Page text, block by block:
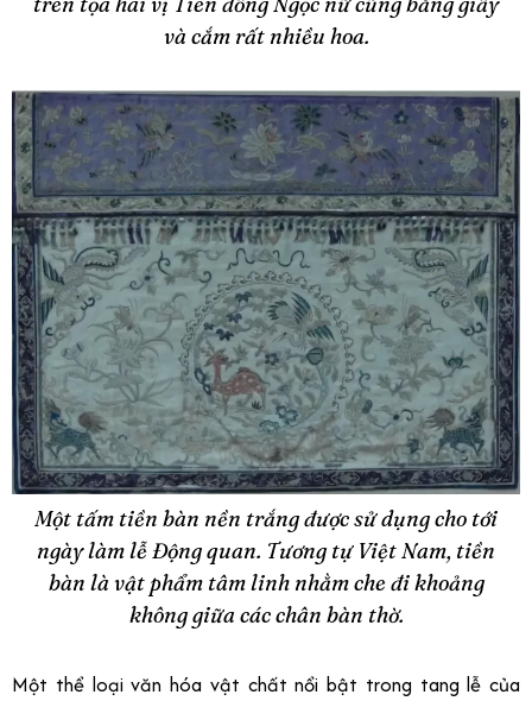
và cắm rất nhiều hoa.
Một tấm tiền bàn nền trắng được sử dụng cho tới
ngày làm lễ Động quan. Tương tự Việt Nam, tiền
bàn là vật phẩm tâm linh nhằm che đi khoảng
không giữa các chân bàn thờ.
Một thể loại văn hóa vật chất nổi bật trong tang lễ của